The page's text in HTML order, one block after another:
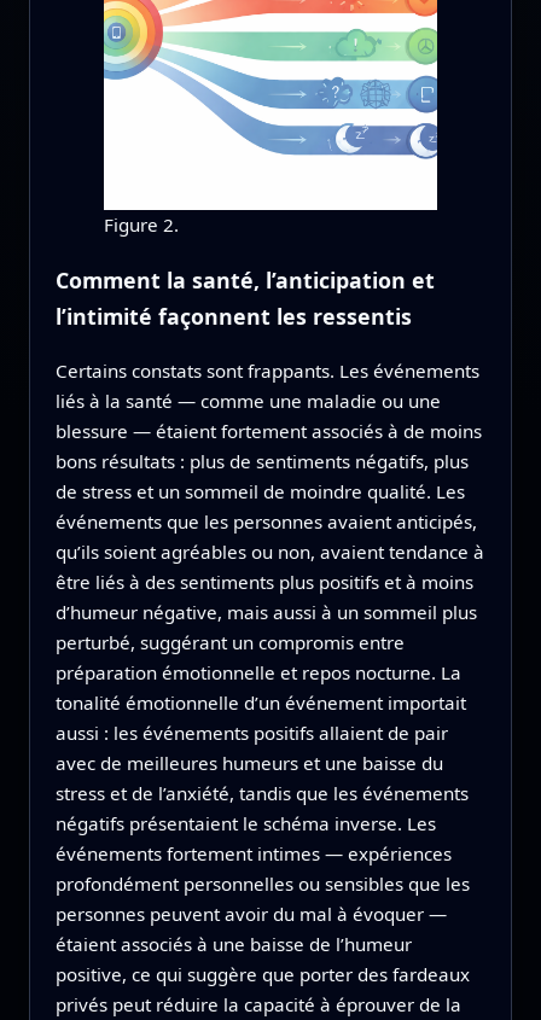
Figure 2.
Comment la santé, l’anticipation et
l’intimité façonnent les ressentis
Certains constats sont frappants. Les événements
liés à la santé — comme une maladie ou une
blessure — étaient fortement associés à de moins
bons résultats : plus de sentiments négatifs, plus
de stress et un sommeil de moindre qualité. Les
événements que les personnes avaient anticipés,
qu’ils soient agréables ou non, avaient tendance à
être liés à des sentiments plus positifs et à moins
d’humeur négative, mais aussi à un sommeil plus
perturbé, suggérant un compromis entre
préparation émotionnelle et repos nocturne. La
tonalité émotionnelle d’un événement importait
aussi : les événements positifs allaient de pair
avec de meilleures humeurs et une baisse du
stress et de l’anxiété, tandis que les événements
négatifs présentaient le schéma inverse. Les
événements fortement intimes — expériences
profondément personnelles ou sensibles que les
personnes peuvent avoir du mal à évoquer —
étaient associés à une baisse de l’humeur
positive, ce qui suggère que porter des fardeaux
privés peut réduire la capacité à éprouver de la